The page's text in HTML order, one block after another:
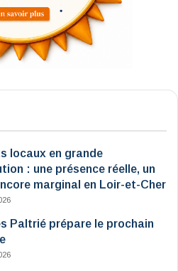
locaux en grande
: une présence réelle, un
marginal en Loir-et-Cher
Paltrié prépare le prochain